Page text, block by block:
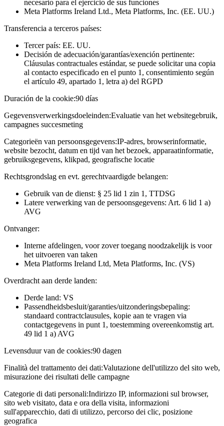
necesario para el ejercicio de sus funciones
Meta Platforms Ireland Ltd., Meta Platforms, Inc. (EE. UU.)
Transferencia a terceros países:
Tercer país: EE. UU.
Decisión de adecuación/garantías/exención pertinente:
Cláusulas contractuales estándar, se puede solicitar una copia
al contacto especificado en el punto 1, consentimiento según
el artículo 49, apartado 1, letra a) del RGPD
Duración de la cookie:90 días
Gegevensverwerkingsdoeleinden:Evaluatie van het websitegebruik,
campagnes succesmeting
Categorieën van persoonsgegevens:IP-adres, browserinformatie,
website bezocht, datum en tijd van het bezoek, apparaatinformatie,
gebruiksgegevens, klikpad, geografische locatie
Rechtsgrondslag en evt. gerechtvaardigde belangen:
Gebruik van de dienst: § 25 lid 1 zin 1, TTDSG
Latere verwerking van de persoonsgegevens: Art. 6 lid 1 a)
AVG
Ontvanger:
Interne afdelingen, voor zover toegang noodzakelijk is voor
het uitvoeren van taken
Meta Platforms Ireland Ltd, Meta Platforms, Inc. (VS)
Overdracht aan derde landen:
Derde land: VS
Passendheidsbesluit/garanties/uitzonderingsbepaling:
standaard contractclausules, kopie aan te vragen via
contactgegevens in punt 1, toestemming overeenkomstig art.
49 lid 1 a) AVG
Levensduur van de cookies:90 dagen
Finalità del trattamento dei dati:Valutazione dell'utilizzo del sito web,
misurazione dei risultati delle campagne
Categorie di dati personali:Indirizzo IP, informazioni sul browser,
sito web visitato, data e ora della visita, informazioni
sull'apparecchio, dati di utilizzo, percorso dei clic, posizione
geografica